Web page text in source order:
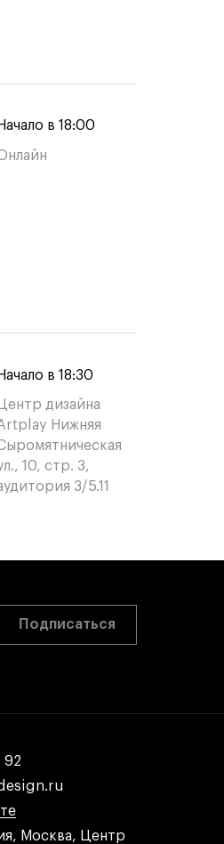
Начало в 18:00
Начало в 18:30
Центр дизайна
Нижняя
10, стр. 3,
3/5.11
Подписаться
92
92
Москва, Центр